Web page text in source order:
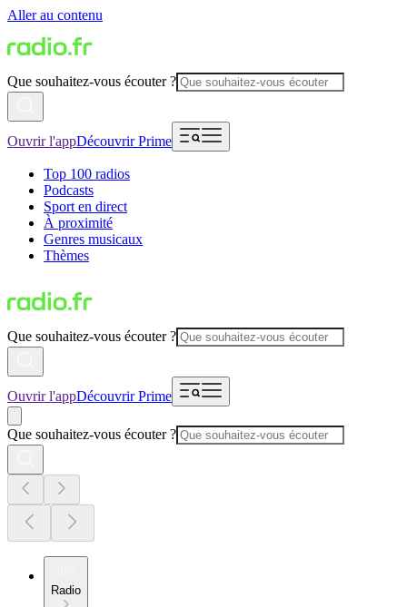
Aller au contenu
Que souhaitez-vous écouter ?
Ouvrir l'appDécouvrir Prime
Top 100 radios
Podcasts
Sport en direct
À proximité
Genres musicaux
Thèmes
Que souhaitez-vous écouter ?
Ouvrir l'appDécouvrir Prime
Que souhaitez-vous écouter ?
Radio